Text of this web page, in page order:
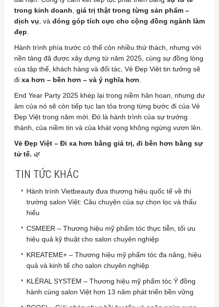
trong kinh doanh giá trị thật trong từng sản phẩm –
dịch vụ , và đóng góp tích cực cho cộng đồng ngành làm
đẹp
Hành trình phía trước có thể còn nhiều thử thách, nhưng với
nền tảng đã được xây dựng từ năm 2025, cùng sự đồng lòng
của tập thể, khách hàng và đối tác, Vẻ Đẹp Việt tin tưởng sẽ
đi xa hơn – bền hơn – và ý nghĩa hơn
End Year Party 2025 khép lại trong niềm hân hoan, nhưng dư
âm của nó sẽ còn tiếp tục lan tỏa trong từng bước đi của Vẻ
Đẹp Việt trong năm mới. Đó là hành trình của sự trưởng
thành, của niềm tin và của khát vọng không ngừng vươn lên.
Vẻ Đẹp Việt – Đi xa hơn bằng giá trị, đi bền hơn bằng sự
tử tế. 🌿
TIN TỨC KHÁC
Hành trình Vietbeauty đưa thương hiệu quốc tế về thị
trường salon Việt: Câu chuyện của sự chọn lọc và thấu
hiểu
CSMEER – Thương hiệu mỹ phẩm tóc thực tiễn, tối ưu
hiệu quả kỹ thuật cho salon chuyên nghiệp
KREATEME+ – Thương hiệu mỹ phẩm tóc đa năng, hiệu
quả và kinh tế cho salon chuyên nghiệp
KLÉRAL SYSTEM – Thương hiệu mỹ phẩm tóc Ý đồng
hành cùng salon Việt hơn 13 năm phát triển bền vững